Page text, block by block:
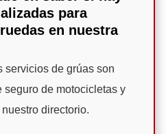
para
en nuestra
servicios de grúas son
seguro de motocicletas y
directorio.